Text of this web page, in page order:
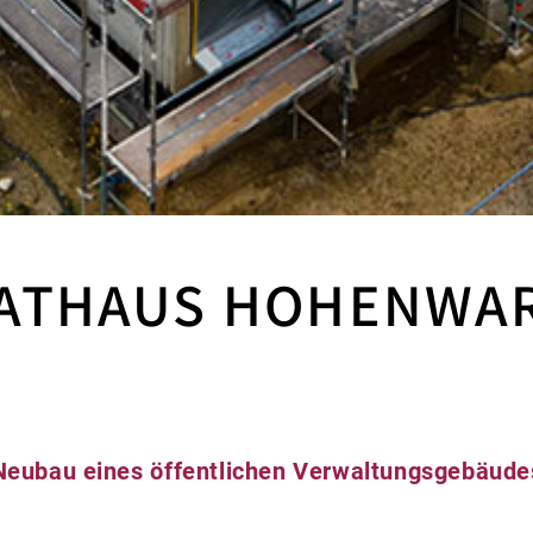
eines öffentlichen